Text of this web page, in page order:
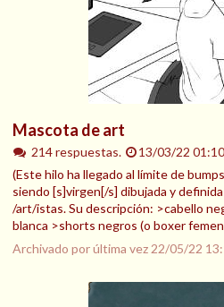
Mascota de art
214 respuestas.
13/03/22 01:10
(Este hilo ha llegado al límite de
siendo [s]virgen[/s] dibujada y
/art/istas. Su descripción: >cabello
blanca >shorts negros (o boxer
Archivado por última vez 22/05/22